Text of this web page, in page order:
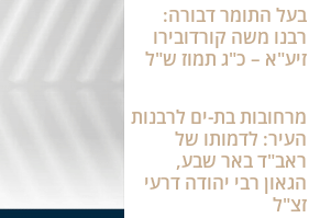
בעל התומר דבורה:
רבנו משה קורדובירו
זיע"א – כ"ג תמוז ש"ל
מרחובות בת-ים לרבנות
העיר: לדמותו של
ראב"ד באר שבע,
הגאון רבי יהודה דרעי
זצ"ל